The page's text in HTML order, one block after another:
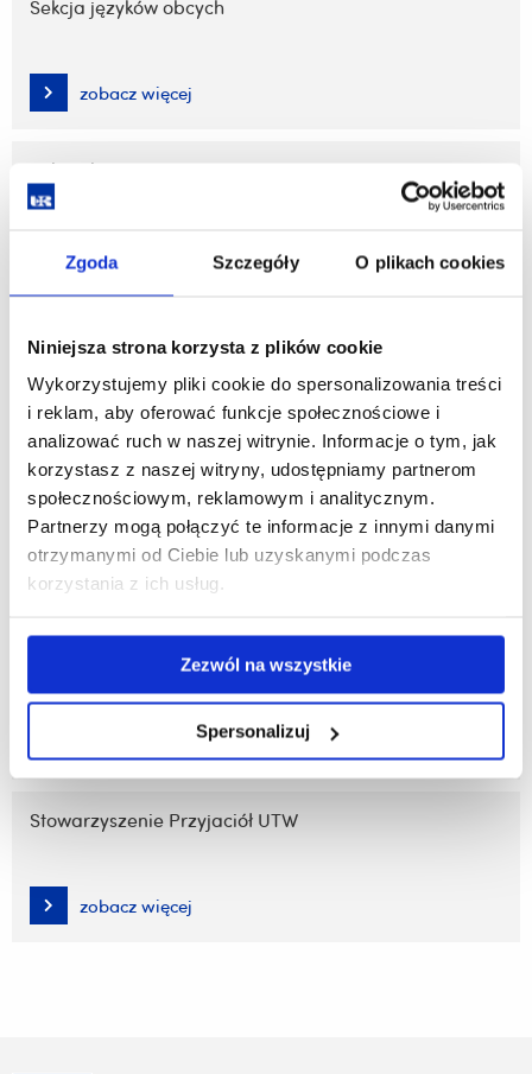
Zgoda Szczegóły O plikach cookies
Niniejsza strona korzysta z plików cookie
Wykorzystujemy pliki cookie do spersonalizowania treści
i reklam, aby oferować funkcje społecznościowe i
analizować ruch w naszej witrynie. Informacje o tym, jak
korzystasz z naszej witryny, udostępniamy partnerom
społecznościowym, reklamowym i analitycznym.
Partnerzy mogą połączyć te informacje z innymi danymi
otrzymanymi od Ciebie lub uzyskanymi podczas
korzystania z ich usług.
Zezwól na wszystkie
Spersonalizuj
Sekcja języków obcych
zobacz więcej
Sekcja komputerowa
zobacz więcej
zobacz więcej
Galeria + archiwum
zobacz więcej
Realizowane projekty
Stowarzyszenie Przyjaciół UTW
zobacz więcej